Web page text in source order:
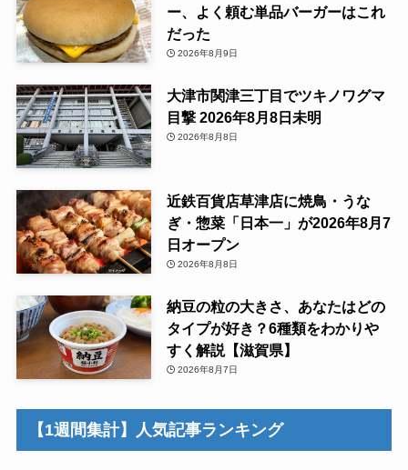
ー、よく頼む単品バーガーはこれ
だった
2026年8月9日
大津市関津三丁目でツキノワグマ
目撃 2026年8月8日未明
2026年8月8日
近鉄百貨店草津店に焼鳥・うな
ぎ・惣菜「日本一」が2026年8月7
日オープン
2026年8月8日
納豆の粒の大きさ、あなたはどの
タイプが好き？6種類をわかりや
すく解説【滋賀県】
2026年8月7日
【1週間集計】人気記事ランキング